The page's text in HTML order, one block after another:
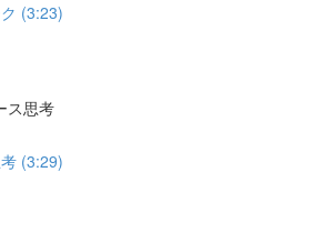
(3:23)
ス思考
(3:29)